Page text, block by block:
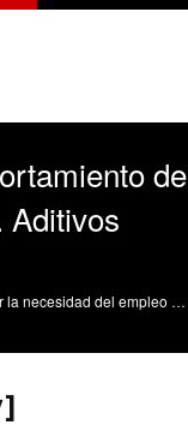
de
Aditivos
Este objeto de aprendizaje se centra en plantear la necesidad del empleo de agentes compatibilizantes para la mejora de propiedades de sistemas multicomponente: mezclas físicas de polímeros o sistemas de materiales compuestos con matriz polimérica y elemento de refuerzo. El objeto define los mecanismos que permiten mejorar la interacción de los diferentes componentes en los sistemas multicomponente y cómo puede afectar al comportamiento global de los mismos. Balart Gimeno, RA. (2012). Optimización del comportamiento de materiales poliméricos. Aditivos compatibilizantes. https://riunet.upv.es/handle/10251/16159